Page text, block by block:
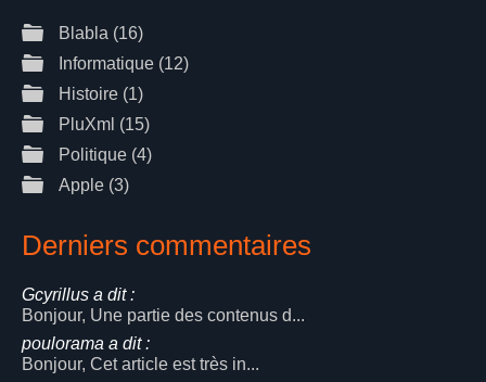
Blabla (16)
Informatique (12)
Histoire (1)
PluXml (15)
Politique (4)
Apple (3)
Derniers commentaires
Gcyrillus a dit :
Bonjour, Une partie des contenus d...
poulorama a dit :
Bonjour, Cet article est très in...